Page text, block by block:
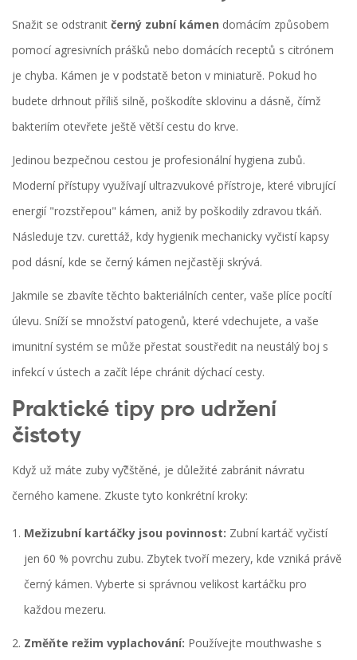
Snažit se odstranit černý zubní kámen domácím způsobem
pomocí agresivních prášků nebo domácích receptů s citrónem
je chyba. Kámen je v podstatě beton v miniaturě. Pokud ho
budete drhnout příliš silně, poškodíte sklovinu a dásně, čímž
bakteriím otevřete ještě větší cestu do krve.
Jedinou bezpečnou cestou je profesionálníhygiena zubů.
Moderní přístupy využívají ultrazvukové přístroje, které vibrující
energií "rozstřepou" kámen, aniž by poškodily zdravou tkáň.
Následuje tzv. curettáž, kdy hygienik mechanicky vyčistí kapsy
pod dásní, kde se černý kámen nejčastěji skrývá.
Jakmile se zbavíte těchto bakteriálních center, vaše plíce pocítí
úlevu. Sníží se množství patogenů, které vdechujete, a vaše
imunitní systém se může přestat soustředit na neustálý boj s
infekcí v ústech a začít lépe chránit dýchací cesty.
Praktické tipy pro udržení
čistoty
Když už máte zuby vyčิštěné, je důležité zabránit návratu
černého kamene. Zkuste tyto konkrétní kroky:
Mežizubní kartáčky jsou povinnost: Zubní kartáč vyčistí
jen 60 % povrchu zubu. Zbytek tvoří mezery, kde vzniká právě
černý kámen. Vyberte si správnou velikost kartáčku pro
každou mezeru.
Změňte režim vyplachování: Používejte mouthwashe s